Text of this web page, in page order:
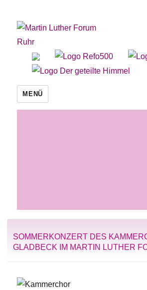
Martin Luther Forum
MENÜ
SOMMERKONZERT DES
GLADBECK IM MARTIN LUTHER